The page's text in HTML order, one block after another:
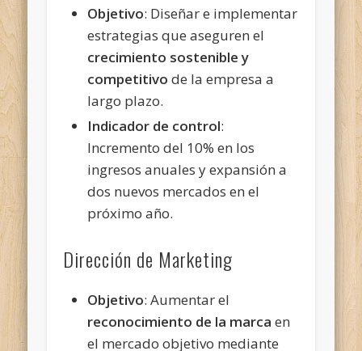
Objetivo: Diseñar e implementar
estrategias que aseguren el
crecimiento sostenible y
competitivo de la empresa a
largo plazo.
Indicador de control:
Incremento del 10% en los
ingresos anuales y expansión a
dos nuevos mercados en el
próximo año.
Dirección de Marketing
Objetivo: Aumentar el
reconocimiento de la marca en
el mercado objetivo mediante